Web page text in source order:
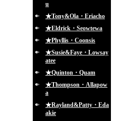
u
★Tony&Ola・Eriacho
★Eldrick・Seowtewa
★Phyllis・Coonsis
★Susie&Faye・Lowsay
atee
★Quinton・Quam
★Thompson・Allapow
a
★Rayland&Patty・Eda
akie